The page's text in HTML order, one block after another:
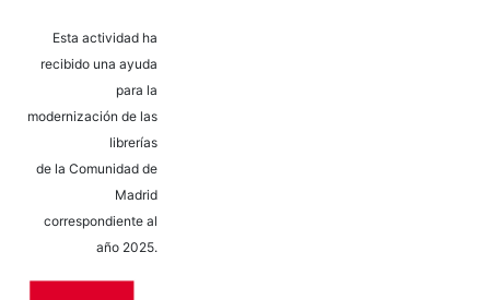
Esta actividad ha
recibido una ayuda
para la
modernización de las
librerías
de la Comunidad de
Madrid
correspondiente al
año 2025.